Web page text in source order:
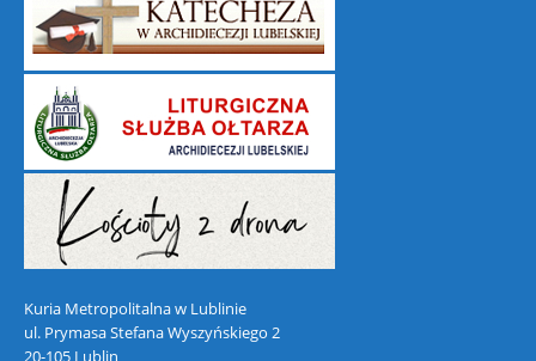
Kuria Metropolitalna w Lublinie
ul. Prymasa Stefana Wyszyńskiego 2
20-105 Lublin